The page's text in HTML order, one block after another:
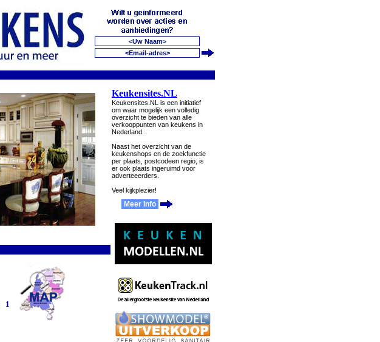
1
Keukensites.NL
Keukensites.NL is een initiatief
om waar mogelijk een volledig
overzicht te bieden van alle
verkooppunten van keukens in
Nederland.
Naast het overzicht van de
keukenshops en de zoekfunctie
per plaats, postcodeen regio, is
er ook plaats ingeruimd voor
adverteeerders.
Veel kijkplezier!
Meer Info